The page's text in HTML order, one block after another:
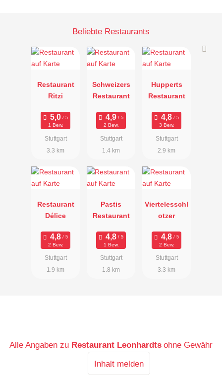
Beliebte Restaurants
Restaurant
Ritzi
1 Bew.
Stuttgart
3.3 km
Schweizers
Restaurant
2 Bew.
Stuttgart
1.4 km
Hupperts
Restaurant
3 Bew.
Stuttgart
2.9 km
Restaurant
Délice
2 Bew.
Stuttgart
1.9 km
Pastis
Restaurant
1 Bew.
Stuttgart
1.8 km
Viertelesschl
otzer
2 Bew.
Stuttgart
3.3 km
Alle Angaben zu Restaurant Leonhardts ohne Gewähr
Inhalt melden